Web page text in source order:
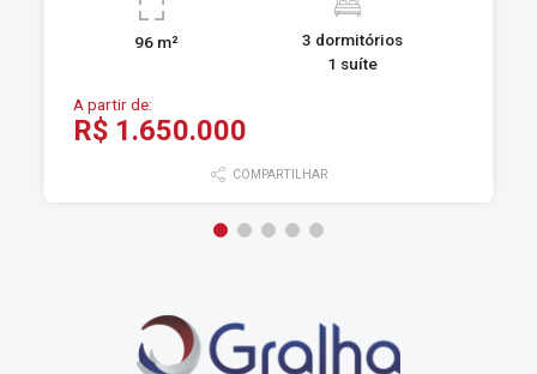
96 m²
3 dormitórios
1 suíte
A partir de:
R$ 1.650.000
COMPARTILHAR